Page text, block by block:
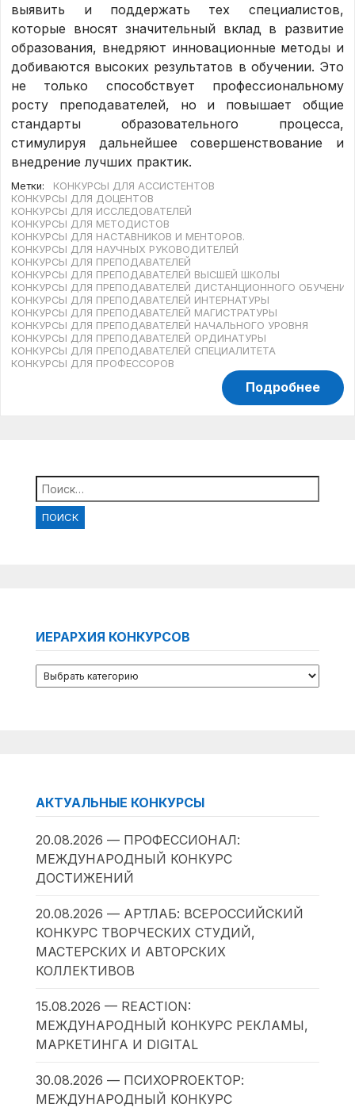
выявить и поддержать тех специалистов,
которые вносят значительный вклад в развитие
образования, внедряют инновационные методы и
добиваются высоких результатов в обучении. Это
не только способствует профессиональному
росту преподавателей, но и повышает общие
стандарты образовательного процесса,
стимулируя дальнейшее совершенствование и
внедрение лучших практик.
Метки:
КОНКУРСЫ ДЛЯ АССИСТЕНТОВ
КОНКУРСЫ ДЛЯ ДОЦЕНТОВ
КОНКУРСЫ ДЛЯ ИССЛЕДОВАТЕЛЕЙ
КОНКУРСЫ ДЛЯ МЕТОДИСТОВ
КОНКУРСЫ ДЛЯ НАСТАВНИКОВ И МЕНТОРОВ.
КОНКУРСЫ ДЛЯ НАУЧНЫХ РУКОВОДИТЕЛЕЙ
КОНКУРСЫ ДЛЯ ПРЕПОДАВАТЕЛЕЙ
КОНКУРСЫ ДЛЯ ПРЕПОДАВАТЕЛЕЙ ВЫСШЕЙ ШКОЛЫ
КОНКУРСЫ ДЛЯ ПРЕПОДАВАТЕЛЕЙ ДИСТАНЦИОННОГО ОБУЧЕНИЯ
КОНКУРСЫ ДЛЯ ПРЕПОДАВАТЕЛЕЙ ИНТЕРНАТУРЫ
КОНКУРСЫ ДЛЯ ПРЕПОДАВАТЕЛЕЙ МАГИСТРАТУРЫ
КОНКУРСЫ ДЛЯ ПРЕПОДАВАТЕЛЕЙ НАЧАЛЬНОГО УРОВНЯ
КОНКУРСЫ ДЛЯ ПРЕПОДАВАТЕЛЕЙ ОРДИНАТУРЫ
КОНКУРСЫ ДЛЯ ПРЕПОДАВАТЕЛЕЙ СПЕЦИАЛИТЕТА
КОНКУРСЫ ДЛЯ ПРОФЕССОРОВ
Подробнее
Найти:
ИЕРАРХИЯ КОНКУРСОВ
АКТУАЛЬНЫЕ КОНКУРСЫ
20.08.2026 — ПРОФЕССИОНАЛ:
МЕЖДУНАРОДНЫЙ КОНКУРС
ДОСТИЖЕНИЙ
20.08.2026 — АРТЛАБ: ВСЕРОССИЙСКИЙ
КОНКУРС ТВОРЧЕСКИХ СТУДИЙ,
МАСТЕРСКИХ И АВТОРСКИХ
КОЛЛЕКТИВОВ
15.08.2026 — REACTION:
МЕЖДУНАРОДНЫЙ КОНКУРС РЕКЛАМЫ,
МАРКЕТИНГА И DIGITAL
30.08.2026 — ПСИХОPROЕКТОР:
МЕЖДУНАРОДНЫЙ КОНКУРС